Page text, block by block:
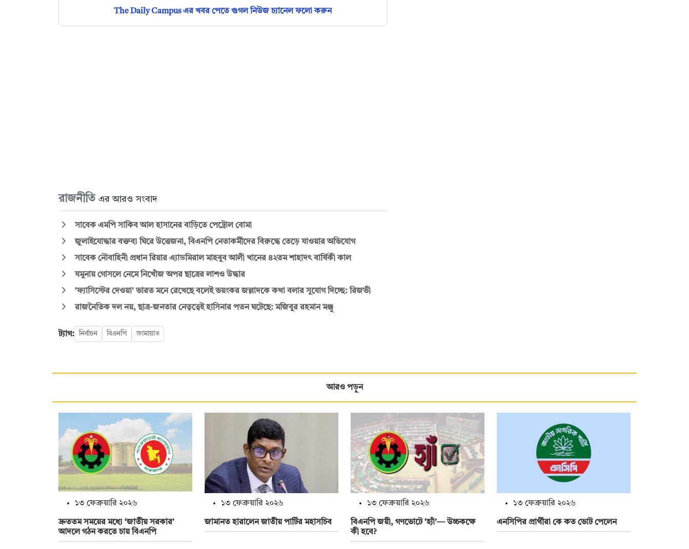
The Daily Campus এর খবর পেতে গুগল নিউজ চ্যানেল ফলো করুন
রাজনীতি এর আরও সংবাদ
সাবেক এমপি সাকিব আল হাসানের বাড়িতে পেট্রোল বোমা
জুলাইযোদ্ধার বক্তব্য ঘিরে উত্তেজনা, বিএনপি নেতাকর্মীদের বিরুদ্ধে তেড়ে যাওয়ার অভিযোগ
সাবেক নৌবাহিনী প্রধান রিয়ার এ্যাডমিরাল মাহবুব আলী খানের ৪২তম শাহাদৎ বার্ষিকী কাল
যমুনায় গোসলে নেমে নিখোঁজ অপর ছাত্রের লাশও উদ্ধার
‘ফ্যাসিস্টের দেওয়া’ ভারত মনে রেখেছে বলেই ভয়ংকর জল্লাদকে কথা বলার সুযোগ দিচ্ছে: রিজভী
রাজনৈতিক দল নয়, ছাত্র-জনতার নেতৃত্বেই হাসিনার পতন ঘটেছে: মজিবুর রহমান মঞ্জু
ট্যাগ: নির্বাচন বিএনপি জামায়াত
আরও পড়ুন
১৩ ফেব্রুয়ারি ২০২৬
দ্রুততম সময়ের মধ্যে ‘জাতীয় সরকার’
আদলে গঠন করতে চায় বিএনপি
১৩ ফেব্রুয়ারি ২০২৬
জামানত হারালেন জাতীয় পার্টির মহাসচিব
১৩ ফেব্রুয়ারি ২০২৬
বিএনপি জয়ী, গণভোটে ‘হ্যাঁ’— উচ্চকক্ষে
কী হবে?
১৩ ফেব্রুয়ারি ২০২৬
এনসিপির প্রার্থীরা কে কত ভোট পেলেন